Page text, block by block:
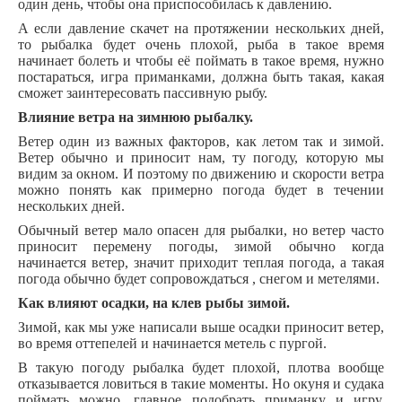
один день, чтобы она приспособилась к давлению.
А если давление скачет на протяжении нескольких дней,
то рыбалка будет очень плохой, рыба в такое время
начинает болеть и чтобы её поймать в такое время, нужно
постараться, игра приманками, должна быть такая, какая
сможет заинтересовать пассивную рыбу.
Влияние ветра на зимнюю рыбалку.
Ветер один из важных факторов, как летом так и зимой.
Ветер обычно и приносит нам, ту погоду, которую мы
видим за окном. И поэтому по движению и скорости ветра
можно понять как примерно погода будет в течении
нескольких дней.
Обычный ветер мало опасен для рыбалки, но ветер часто
приносит перемену погоды, зимой обычно когда
начинается ветер, значит приходит теплая погода, а такая
погода обычно будет сопровождаться , снегом и метелями.
Как влияют осадки, на клев рыбы зимой.
Зимой, как мы уже написали выше осадки приносит ветер,
во время оттепелей и начинается метель с пургой.
В такую погоду рыбалка будет плохой, плотва вообще
отказывается ловиться в такие моменты. Но окуня и судака